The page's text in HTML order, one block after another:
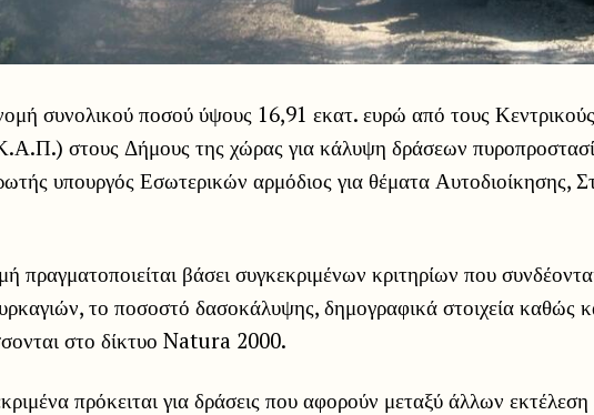
συνολικού ποσού ύψους 16,91 εκατ. ευρώ από τους
στους Δήμους της χώρας για κάλυψη δράσεων
υπουργός Εσωτερικών αρμόδιος για θέματα Αυτοδιοίκησης,
πραγματοποιείται βάσει συγκεκριμένων κριτηρίων που
το ποσοστό δασοκάλυψης, δημογραφικά στοιχεία καθώς
στο δίκτυο Natura 2000.
πρόκειται για δράσεις που αφορούν μεταξύ άλλων